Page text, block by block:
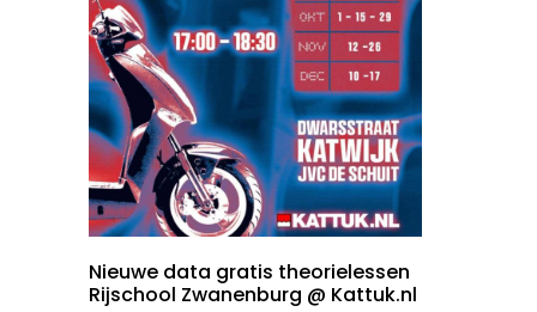
Nieuwe data gratis theorielessen
Rijschool Zwanenburg @ Kattuk.nl